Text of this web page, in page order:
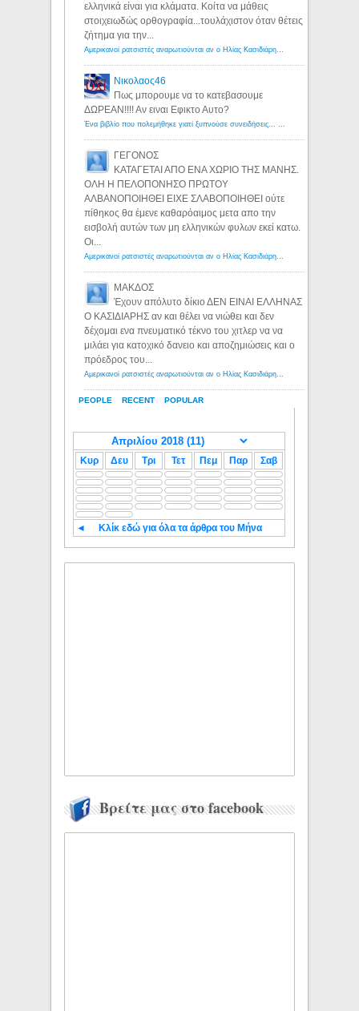
PEOPLE RECENT POPULAR
ελληνικά είναι για κλάματα. Κοίτα να μάθεις
στοιχειωδώς ορθογραφία...τουλάχιστον όταν θέτεις
ζήτημα για την...
Νικολαος46
Πως μπορουμε να το κατεβασουμε
ΔΩΡΕΑΝ!!!! Αν ειναι Εφικτο Αυτο?
ΓΕΓΟΝΟΣ
ΚΑΤΑΓΕΤΑΙ ΑΠΟ ΕΝΑ ΧΩΡΙΟ ΤΗΣ ΜΑΝΗΣ.
ΟΛΗ Η ΠΕΛΟΠΟΝΗΣΟ ΠΡΩΤΟΥ
ΑΛΒΑΝΟΠΟΙΗΘΕΙ ΕΙΧΕ ΣΛΑΒΟΠΟΙΗΘΕΙ ούτε
πίθηκος θα έμενε καθαρόαιμος μετα απο την
εισβολή αυτών των μη ελληνικών φυλων εκεί κατω.
Οι...
ΜΑΚΔΟΣ
Έχουν απόλυτο δίκιο ΔΕΝ ΕΙΝΑΙ ΕΛΛΗΝΑΣ
Ο ΚΑΣΙΔΙΑΡΗΣ αν και θέλει να νιώθει και δεν
δέχομαι ενα πνευματικό τέκνο του χιτλερ να να
μιλάει για κατοχικό δανειο και αποζημιώσεις και ο
πρόεδρος του...
Κυρ Δευ Τρι Τετ Πεμ Παρ Σαβ
◄ Κλίκ εδώ για όλα τα άρθρα του Μήνα
Βρείτε μας στο facebook